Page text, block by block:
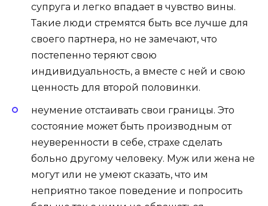
супруга и легко впадает в чувство вины.
Такие люди стремятся быть все лучше для
своего партнера, но не замечают, что
постепенно теряют свою
индивидуальность, а вместе с ней и свою
ценность для второй половинки.
неумение отстаивать свои границы. Это
состояние может быть производным от
неуверенности в себе, страхе сделать
больно другому человеку. Муж или жена не
могут или не умеют сказать, что им
неприятно такое поведение и попросить